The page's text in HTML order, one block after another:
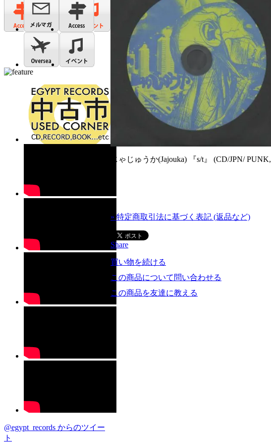
@egypt_records からのツイー
ト
じゃじゅうか(Jajouka) 『s/t』 (CD/JPN/
» 特定商取引法に基づく表記 (返品など)
Share
買い物を続ける
この商品について問い合わせる
この商品を友達に教える